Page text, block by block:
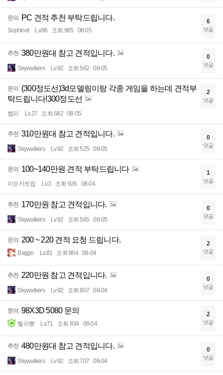
문의 PC 견적 추천 부탁드립니다.
Sophinet Lv.86 조회 965 08-05
6
댓글
추천 380만원대 참고 견적입니다.
Skywalkers Lv.92 조회 562 08-05
0
댓글
문의 (300정도선)3d모델링이랑 각종 게임을 하는데 견적부
탁드립니다!300정도선
햅피 Lv.27 조회 682 08-05
2
댓글
추천 310만원대 참고 견적입니다.
Skywalkers Lv.92 조회 525 08-05
0
댓글
문의 100~140만원 견적 부탁드립니다
아포카토칩 Lv.3 조회 926 08-04
1
댓글
추천 170만원 참고 견적입니다.
Skywalkers Lv.92 조회 565 08-05
0
댓글
문의 200 ~ 220 견적 요청 드립니다.
Baggo Lv.81 조회 884 08-04
2
댓글
추천 220만원 참고 견적입니다.
Skywalkers Lv.92 조회 807 08-04
0
댓글
문의 98X3D 5080 문의
삘라뽕 Lv.71 조회 834 08-04
2
댓글
추천 480만원대 참고 견적입니다.
Skywalkers Lv.92 조회 707 08-04
0
댓글